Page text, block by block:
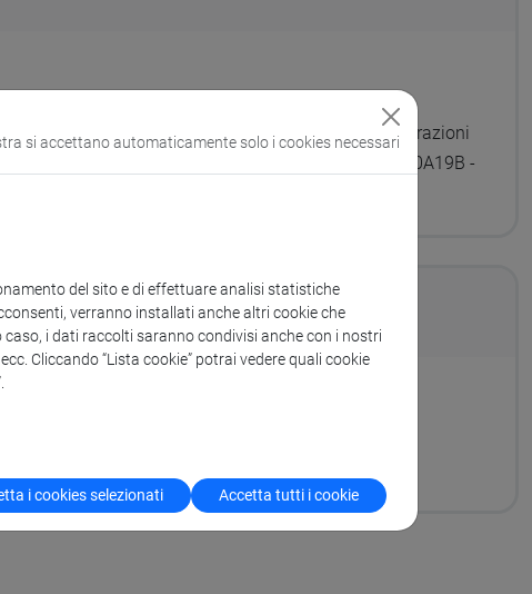
Consip S.p.A per la fornitura di n. 2 servizi di
funzionali al convegno “Attraverso lo specchio: Narrazioni
all’operatore economico Tino S.r.l (CIG: B7C7A0A19B -
si accettano automaticamente solo i cookies necessari
del sito e di effettuare analisi statistiche
verranno installati anche altri cookie che
i dati raccolti saranno condivisi anche con i nostri
Cliccando “Lista cookie” potrai vedere quali cookie
i cookies selezionati Accetta tutti i cookie